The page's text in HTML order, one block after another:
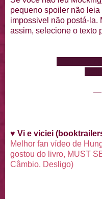
pequeno spoiler não
impossivel não postá-la.
assim, selecione o texto
—
♥ Vi e viciei
Melhor fan vídeo de
gostou do livro, MUST
Câmbio. Desligo)